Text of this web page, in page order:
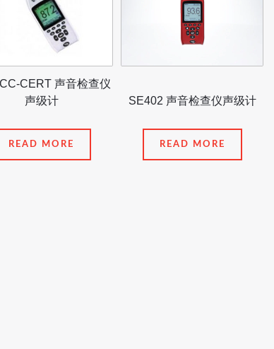
CERT 声音检查仪
声级计
READ MORE
SE402 声音检查仪声级计
READ MORE